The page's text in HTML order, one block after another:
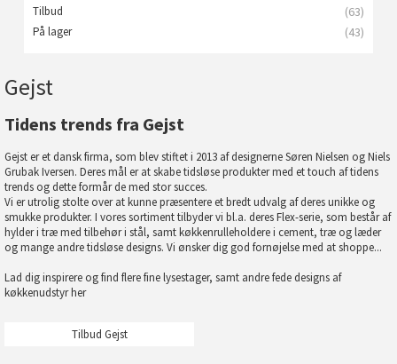
Tilbud (63)
På lager (43)
Gejst
Tidens trends fra Gejst
Gejst er et dansk firma, som blev stiftet i 2013 af designerne Søren Nielsen og Niels
Grubak Iversen. Deres mål er at skabe tidsløse produkter med et touch af tidens
trends og dette formår de med stor succes.
Vi er utrolig stolte over at kunne præsentere et bredt udvalg af deres unikke og
smukke produkter. I vores sortiment tilbyder vi bl.a. deres Flex-serie, som består af
hylder i træ med tilbehør i stål, samt køkkenrulleholdere i cement, træ og læder
og mange andre tidsløse designs. Vi ønsker dig god fornøjelse med at shoppe...
Lad dig inspirere og find flere finelysestager, samt andre fede designs af
køkkenudstyrher
Tilbud Gejst